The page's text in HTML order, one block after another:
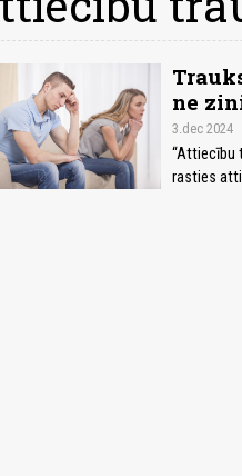
ne
3.dec 2024
“Attiecību
rasties